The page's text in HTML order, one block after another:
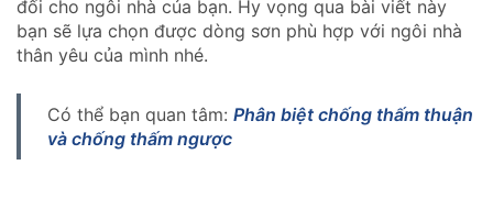
đối cho ngôi nhà của bạn. Hy vọng qua bài viết này
bạn sẽ lựa chọn được dòng sơn phù hợp với ngôi nhà
thân yêu của mình nhé.
Có thể bạn quan tâm: Phân biệt chống thấm thuận
và chống thấm ngược